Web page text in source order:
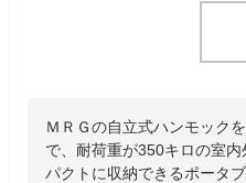
ＭＲＧの自立式ハンモック
で、耐荷重が350キロの室
パクトに収納できるポータ